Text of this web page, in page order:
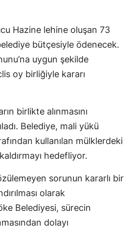
Hazine lehine oluşan 73
bütçesiyle ödenecek.
uygun şekilde
oy birliğiyle kararı
birlikte alınmasını
Belediye, mali yükü
kullanılan mülklerdeki
hedefliyor.
sorunun kararlı bir
olarak
Belediyesi, sürecin
dolayı